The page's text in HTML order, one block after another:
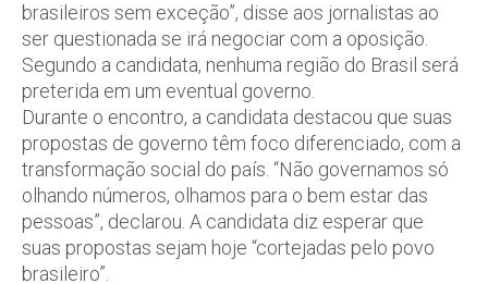
brasileiros sem exceção”, disse aos jornalistas ao
ser questionada se irá negociar com a oposição.
Segundo a candidata, nenhuma região do Brasil será
preterida em um eventual governo.
Durante o encontro, a candidata destacou que suas
propostas de governo têm foco diferenciado, com a
transformação social do país. “Não governamos só
olhando números, olhamos para o bem estar das
pessoas”, declarou. A candidata diz esperar que
suas propostas sejam hoje “cortejadas pelo povo
brasileiro”.